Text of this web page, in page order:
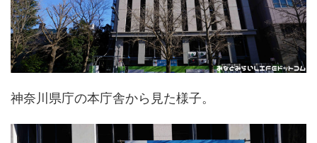
神奈川県庁の本庁舎から見た様子。